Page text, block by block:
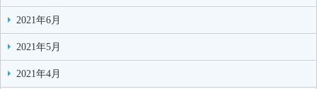
2021年6月
2021年5月
2021年4月